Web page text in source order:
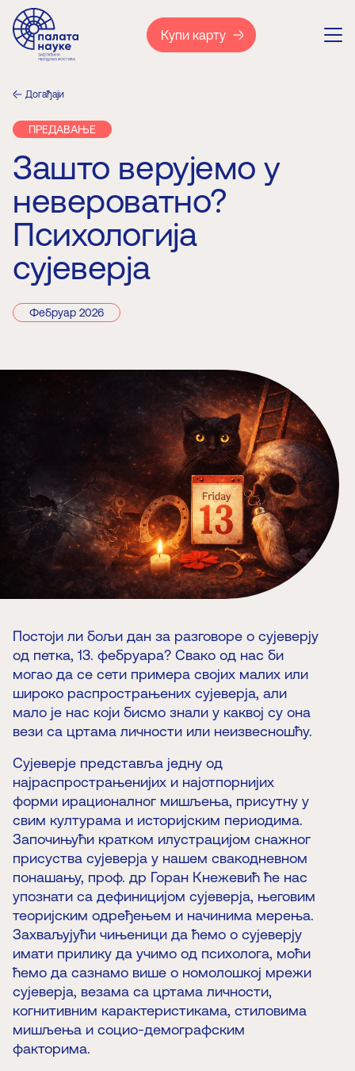
Купи карту
Догађаји
ПРЕДАВАЊЕ
Зашто верујемо у
невероватно?
Психологија
сујеверја
Фебруар 2026
Постоји ли бољи дан за разговоре о сујеверју
од петка, 13. фебруара? Свако од нас би
могао да се сети примера својих малих или
широко распрострањених сујеверја, али
мало је нас који бисмо знали у каквој су она
вези са цртама личности или неизвесношћу.
Сујеверје представља једну од
најраспрострањенијих и најотпорнијих
форми ирационалног мишљења, присутну у
свим културама и историјским периодима.
Започињући кратком илустрацијом снажног
присуства сујеверја у нашем свакодневном
понашању, проф. др Горан Кнежевић ће нас
упознати са дефиницијом сујеверја, његовим
теоријским одређењем и начинима мерења.
Захваљујући чињеници да ћемо о сујеверју
имати прилику да учимо од психолога, моћи
ћемо да сазнамо више о номолошкој мрежи
сујеверја, везама са цртама личности,
когнитивним карактеристикама, стиловима
мишљења и социо-демографским
факторима.